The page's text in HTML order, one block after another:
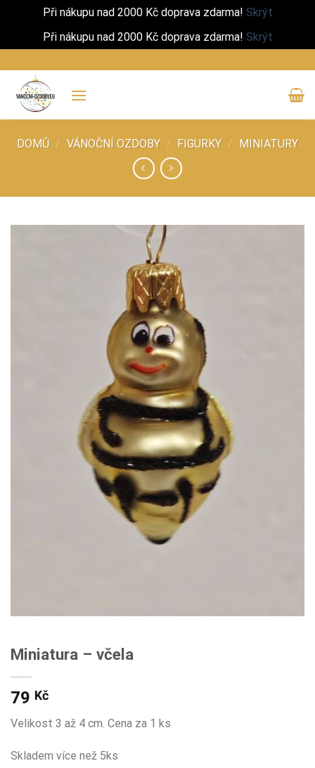
Při nákupu nad 2000 Kč doprava zdarma! Skrýt
Při nákupu nad 2000 Kč doprava zdarma! Skrýt
na
obsah
DOMŮ / VÁNOČNÍ OZDOBY / FIGURKY / MINIATURY
Miniatura – včela
79 Kč
Velikost 3 až 4 cm. Cena za 1 ks
Skladem více než 5ks